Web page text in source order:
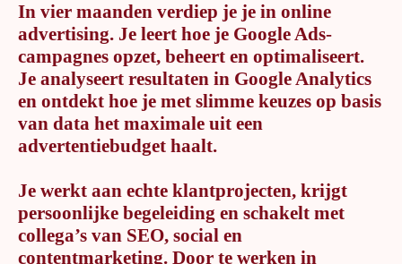
In vier maanden verdiep je je in online
advertising. Je leert hoe je Google Ads-
campagnes opzet, beheert en optimaliseert.
Je analyseert resultaten in Google Analytics
en ontdekt hoe je met slimme keuzes op basis
van data het maximale uit een
advertentiebudget haalt.
Je werkt aan echte klantprojecten, krijgt
persoonlijke begeleiding en schakelt met
collega’s van SEO, social en
contentmarketing. Door te werken in